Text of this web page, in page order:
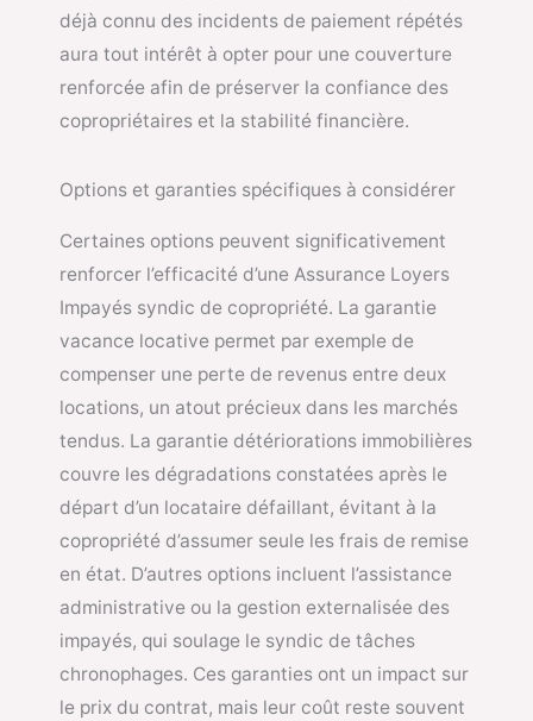
déjà connu des incidents de paiement répétés
aura tout intérêt à opter pour une couverture
renforcée afin de préserver la confiance des
copropriétaires et la stabilité financière.
Options et garanties spécifiques à considérer
Certaines options peuvent significativement
renforcer l’efficacité d’une Assurance Loyers
Impayés syndic de copropriété. La garantie
vacance locative permet par exemple de
compenser une perte de revenus entre deux
locations, un atout précieux dans les marchés
tendus. La garantie détériorations immobilières
couvre les dégradations constatées après le
départ d’un locataire défaillant, évitant à la
copropriété d’assumer seule les frais de remise
en état. D’autres options incluent l’assistance
administrative ou la gestion externalisée des
impayés, qui soulage le syndic de tâches
chronophages. Ces garanties ont un impact sur
le prix du contrat, mais leur coût reste souvent